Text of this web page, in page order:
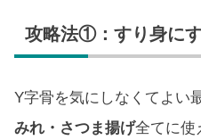
攻略法①：すり身にす
Y字骨を気にしなくてよい
みれ・さつま揚げ全てに使